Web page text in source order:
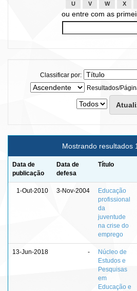
U
V W X
ou entre com as
Classificar por:
Resultados/
Mostrando resultados
Data de
publicação
Data de
defesa
Título
1-Out-2010 3-Nov-2004
Educação
profissional
da
juventude
na crise do
emprego
13-Jun-2018 -
Núcleo de
Estudos e
Pesquisas
em
Educação e